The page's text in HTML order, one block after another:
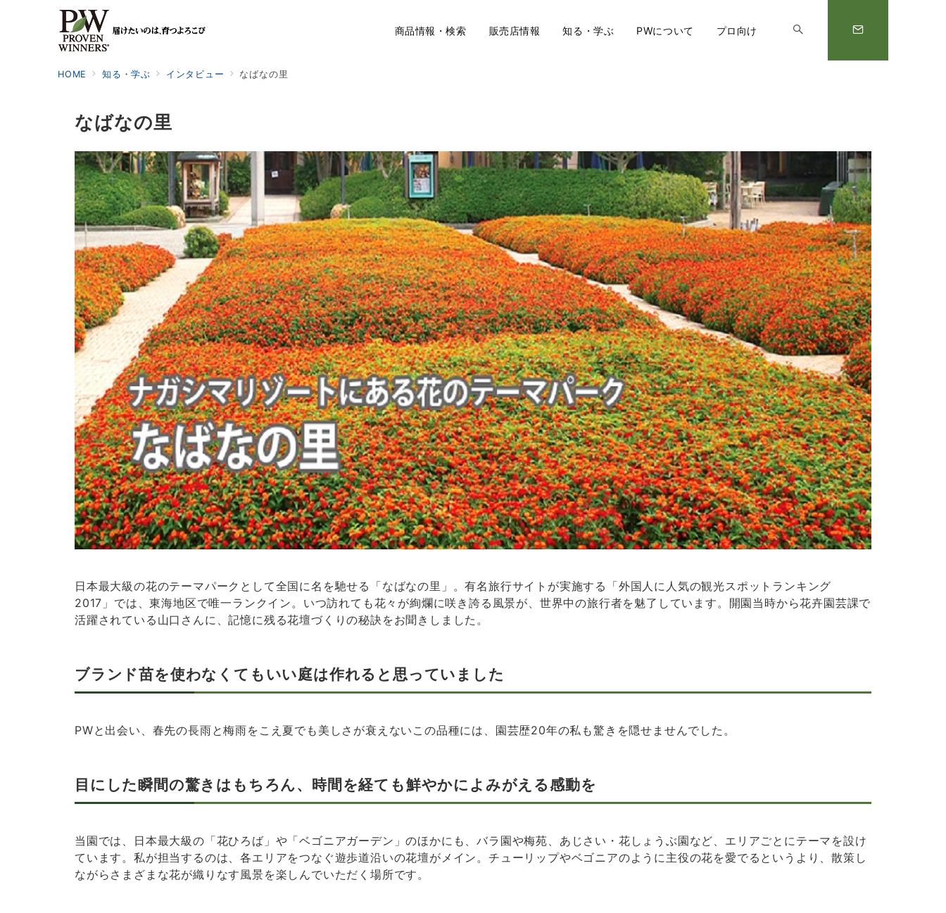
商品情報・検索 販売店情報 知る・学ぶ PWについて プロ向け
HOME 知る・学ぶ インタビュー なばなの里
なばなの里
日本最大級の花のテーマパークとして全国に名を馳せる「なばなの里」。有名旅行サイトが実施する「外国人に人気の観光スポットランキング
2017」では、東海地区で唯一ランクイン。いつ訪れても花々が絢爛に咲き誇る風景が、世界中の旅行者を魅了しています。開園当時から花卉園芸課で
活躍されている山口さんに、記憶に残る花壇づくりの秘訣をお聞きしました。
ブランド苗を使わなくてもいい庭は作れると思っていました
PWと出会い、春先の長雨と梅雨をこえ夏でも美しさが衰えないこの品種には、園芸歴20年の私も驚きを隠せませんでした。
目にした瞬間の驚きはもちろん、時間を経ても鮮やかによみがえる感動を
当園では、日本最大級の「花ひろば」や「ベゴニアガーデン」のほかにも、バラ園や梅苑、あじさい・花しょうぶ園など、エリアごとにテーマを設け
ています。私が担当するのは、各エリアをつなぐ遊歩道沿いの花壇がメイン。チューリップやベゴニアのように主役の花を愛でるというより、散策し
ながらさまざまな花が織りなす風景を楽しんでいただく場所です。
お問い合わせフォーム
後日メールにて回答させていただきます。